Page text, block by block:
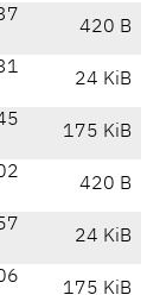
420 B
24 KiB
175 KiB
420 B
24 KiB
175 KiB